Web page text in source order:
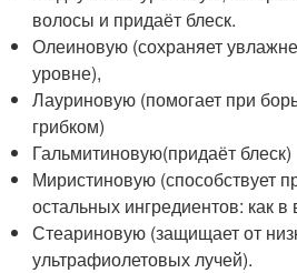
волосы и придаёт блеск.
Олеиновую (сохраняет
уровне),
Лауриновую (помогает при
грибком)
Гальмитиновую(придаёт блеск)
Миристиновую (способствует
остальных ингредиентов: как
Стеариновую (защищает от
ультрафиолетовых лучей).